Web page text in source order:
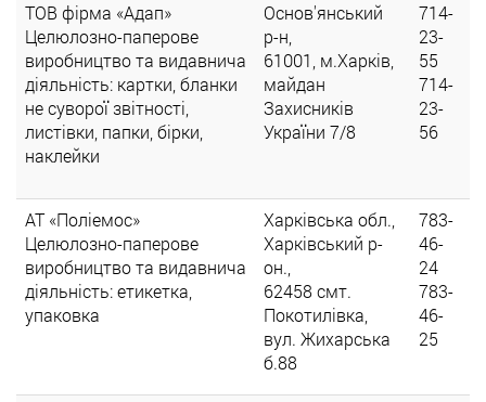
ТОВ фірма «Адап»
Целюлозно-паперове
виробництво та видавнича
діяльність: картки, бланки
не суворої звітності,
листівки, папки, бірки,
наклейки
Основ'янський
р-н,
61001, м.Харків,
майдан
Захисників
України 7/8
714-
23-
55
714-
23-
56
АТ «Поліемос»
Целюлозно-паперове
виробництво та видавнича
діяльність: етикетка,
упаковка
Харківська обл.,
Харківський р-
он.,
62458 смт.
Покотилівка,
вул. Жихарська
б.88
783-
46-
24
783-
46-
25